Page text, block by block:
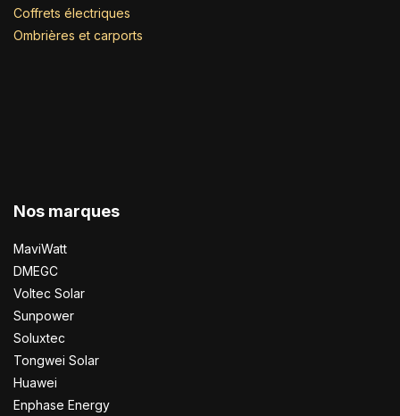
Coffrets électriques
Ombrières et carports
Nos marques
MaviWatt
DMEGC
Voltec Solar
Sunpower
Soluxtec
Tongwei Solar
Huawei
Enphase Energy